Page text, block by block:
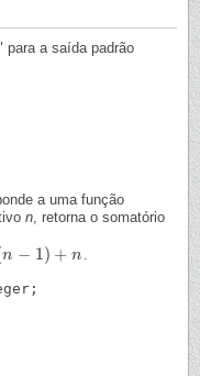
para a saída padrão
a uma função
n, retorna o somatório
n − 1) + n .